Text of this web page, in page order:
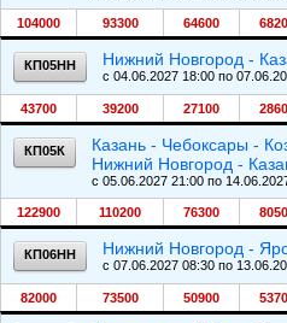
104000 93300 64600
КП05НН Нижний Новгород -
c 04.06.2027 18:00 по
43700 39200 27100
КП05К
Казань - Чебоксары -
Нижний Новгород -
c 05.06.2027 21:00 по
122900 110200 76300
КП06НН Нижний Новгород -
c 07.06.2027 08:30 по
82000 73500 50900